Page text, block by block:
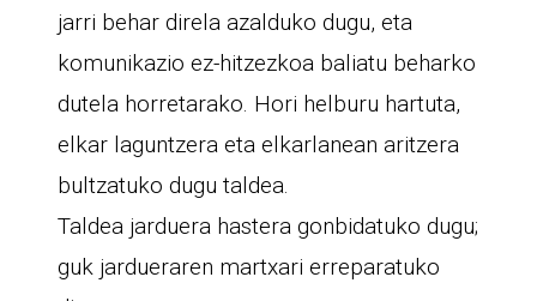
jarri behar direla azalduko dugu, eta
komunikazio ez-hitzezkoa baliatu beharko
dutela horretarako. Hori helburu hartuta,
elkar laguntzera eta elkarlanean aritzera
bultzatuko dugu taldea.
Taldea jarduera hastera gonbidatuko dugu;
guk jardueraren martxari erreparatuko